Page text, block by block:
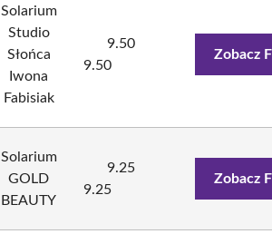
Solarium
Studio
Słońca
Iwona
Fabisiak
9.50
9.50
Zobacz
Solarium
GOLD
BEAUTY
9.25
9.25
Zobacz